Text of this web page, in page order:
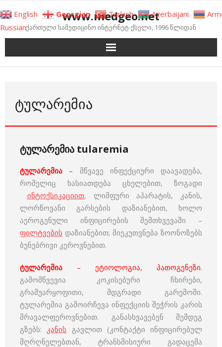
to
content
www.medgeo.net
ქართული სამედიცინო ინტერნეტ-ქსელი, 1996 წლიდან
ᲢᲣᲚᲐᲠᲔᲛᲘᲐ
ტულარემია tularemia
ტულარემია – მწვავე ინფექციური დაავადება,
რომელიც ხასიათდება ცხელებით, ზოგადი
ინტოქსიკაციით, ლიმფური აპარატის, კანის,
ლორწოვანი გარსების დაზიანებით, ხოლო
აეროგენული ინფიცირების შემთხვევაში –
ფილტვების დაზიანებით; მიეკუთვნება ზოონოზებს
ბუნებრივი კეროვნებით.
ტულარემია – ეტიოლოგია, პათოგენეზი.
გამომწვევია კოკისებური ჩხირები,
გრამუარყოფითი, მდგრადი გარემოში.
ტულარემია გამოირჩევა ინფექციის შეჭრის კარის
მრავალფეროვნებით. განასხვავებენ შემდეგ
გზებს: კანის გავლით (კონტაქტი ინფიცირებულ
მღრღნელებთან, ტრანსმისიური გადაცემა
English Georgian Turkish Azerbaijani
Russian